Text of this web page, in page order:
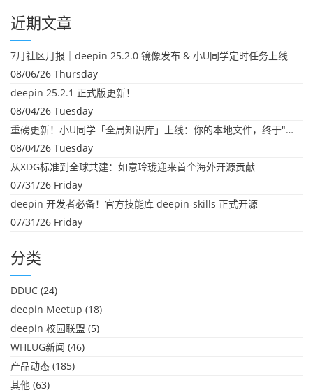
近期文章
7月社区月报｜deepin 25.2.0 镜像发布 & 小U同学定时任务上线
08/06/26 Thursday
deepin 25.2.1 正式版更新！
08/04/26 Tuesday
重磅更新！小U同学「全局知识库」上线：你的本地文件，终于"活"起来了
08/04/26 Tuesday
从XDG标准到全球共建：如意玲珑迎来首个海外开源贡献
07/31/26 Friday
deepin 开发者必备！官方技能库 deepin-skills 正式开源
07/31/26 Friday
分类
DDUC (24)
deepin Meetup (18)
deepin 校园联盟 (5)
WHLUG新闻 (46)
产品动态 (185)
其他 (63)